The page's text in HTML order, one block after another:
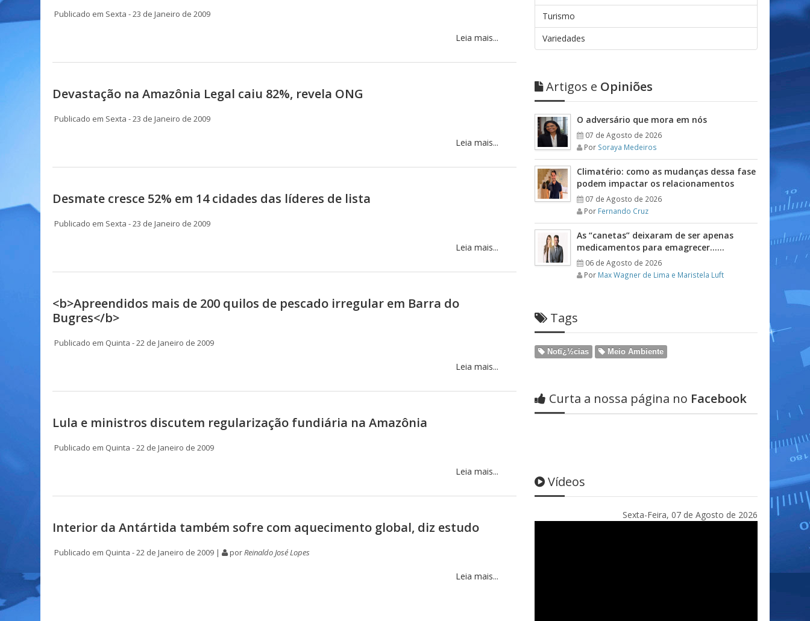
Publicado em Sexta - 23 de Janeiro de 2009
Leia mais...
Devastação na Amazônia Legal caiu 82%, revela ONG
Publicado em Sexta - 23 de Janeiro de 2009
Leia mais...
Desmate cresce 52% em 14 cidades das líderes de lista
Publicado em Sexta - 23 de Janeiro de 2009
Leia mais...
<b>Apreendidos mais de 200 quilos de pescado irregular em Barra do
Bugres</b>
Publicado em Quinta - 22 de Janeiro de 2009
Leia mais...
Lula e ministros discutem regularização fundiária na Amazônia
Publicado em Quinta - 22 de Janeiro de 2009
Leia mais...
Interior da Antártida também sofre com aquecimento global, diz estudo
Publicado em Quinta - 22 de Janeiro de 2009 | porReinaldo José Lopes
Leia mais...
Turismo
Variedades
Artigos e Opiniões
O adversário que mora em nós
07 de Agosto de 2026
Por Soraya Medeiros
Climatério: como as mudanças dessa fase
podem impactar os relacionamentos
07 de Agosto de 2026
Por Fernando Cruz
As “canetas” deixaram de ser apenas
medicamentos para emagrecer……
06 de Agosto de 2026
Por Max Wagner de Lima e Maristela Luft
Tags
Notï¿½cias Meio Ambiente
Curta a nossa página no Facebook
Vídeos
Sexta-Feira, 07 de Agosto de 2026